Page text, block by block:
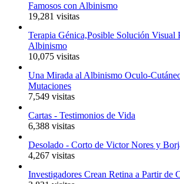
Famosos con Albinismo
19,281 visitas
Terapia Génica,Posible Solución Visual
Albinismo
10,075 visitas
Una Mirada al Albinismo Oculo-
Mutaciones
7,549 visitas
Cartas - Testimonios de Vida
6,388 visitas
Desolado - Corto de Victor Nores y
4,267 visitas
Investigadores Crean Retina a Partir de